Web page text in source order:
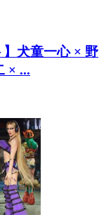
】犬童一心 × 野
× ...